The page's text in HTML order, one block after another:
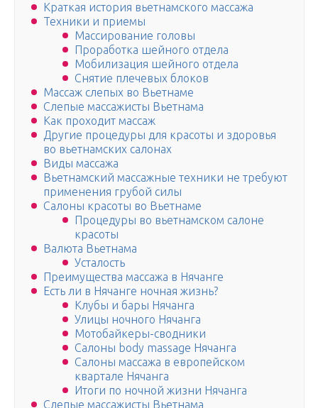
Краткая история вьетнамского массажа
Техники и приемы
Массирование головы
Проработка шейного отдела
Мобилизация шейного отдела
Снятие плечевых блоков
Массаж слепых во Вьетнаме
Слепые массажисты Вьетнама
Как проходит массаж
Другие процедуры для красоты и здоровья
во вьетнамских салонах
Виды массажа
Вьетнамский массажные техники не требуют
применения грубой силы
Салоны красоты во Вьетнаме
Процедуры во вьетнамском салоне
красоты
Валюта Вьетнама
Усталость
Преимущества массажа в Нячанге
Есть ли в Нячанге ночная жизнь?
Клубы и бары Нячанга
Улицы ночного Нячанга
Мотобайкеры-сводники
Салоны body massage Нячанга
Салоны массажа в европейском
квартале Нячанга
Итоги по ночной жизни Нячанга
Слепые массажисты Вьетнама